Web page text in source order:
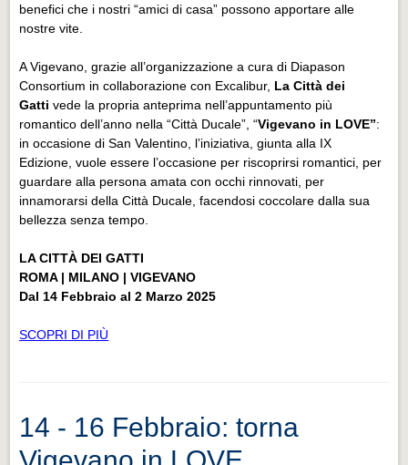
benefici che i nostri “amici di casa” possono apportare alle
nostre vite.
A Vigevano, grazie all’organizzazione a cura di Diapason
Consortium in collaborazione con Excalibur, La Città dei
Gatti vede la propria anteprima nell’appuntamento più
romantico dell’anno nella “Città Ducale”, “Vigevano in LOVE”:
in occasione di San Valentino, l’iniziativa, giunta alla IX
Edizione, vuole essere l’occasione per riscoprirsi romantici, per
guardare alla persona amata con occhi rinnovati, per
innamorarsi della Città Ducale, facendosi coccolare dalla sua
bellezza senza tempo.
LA CITTÀ DEI GATTI
ROMA | MILANO | VIGEVANO
Dal 14 Febbraio al 2 Marzo 2025
SCOPRI DI PIÙ
14 - 16 Febbraio: torna